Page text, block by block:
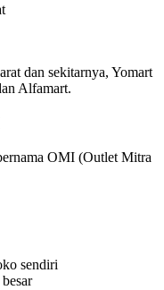
dan sekitarnya, Yomart
Alfamart.
OMI (Outlet Mitra
sendiri